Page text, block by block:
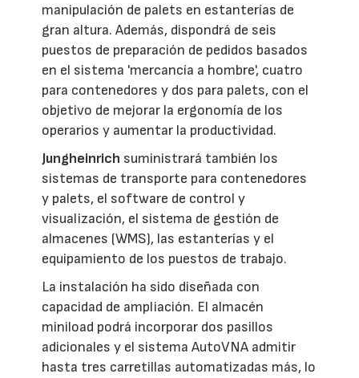
manipulación de palets en estanterías de
gran altura. Además, dispondrá de seis
puestos de preparación de pedidos basados
en el sistema 'mercancía a hombre', cuatro
para contenedores y dos para palets, con el
objetivo de mejorar la ergonomía de los
operarios y aumentar la productividad.
Jungheinrich suministrará también los
sistemas de transporte para contenedores
y palets, el software de control y
visualización, el sistema de gestión de
almacenes (WMS), las estanterías y el
equipamiento de los puestos de trabajo.
La instalación ha sido diseñada con
capacidad de ampliación. El almacén
miniload podrá incorporar dos pasillos
adicionales y el sistema AutoVNA admitir
hasta tres carretillas automatizadas más, lo